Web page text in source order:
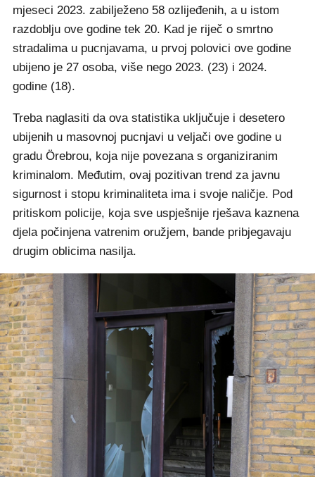
mjeseci 2023. zabilježeno 58 ozlijeđenih, a u istom
razdoblju ove godine tek 20. Kad je riječ o smrtno
stradalima u pucnjavama, u prvoj polovici ove godine
ubijeno je 27 osoba, više nego 2023. (23) i 2024.
godine (18).
Treba naglasiti da ova statistika uključuje i desetero
ubijenih u masovnoj pucnjavi u veljači ove godine u
gradu Örebrou, koja nije povezana s organiziranim
kriminalom. Međutim, ovaj pozitivan trend za javnu
sigurnost i stopu kriminaliteta ima i svoje naličje. Pod
pritiskom policije, koja sve uspješnije rješava kaznena
djela počinjena vatrenim oružjem, bande pribjegavaju
drugim oblicima nasilja.